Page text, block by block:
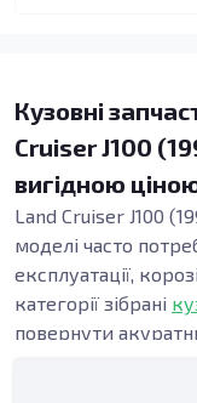
Кузовні
Cruiser J100
вигідною
Land Cruiser J100
моделі часто
експлуатації,
категорії зібрані
повернути
панелей важлива